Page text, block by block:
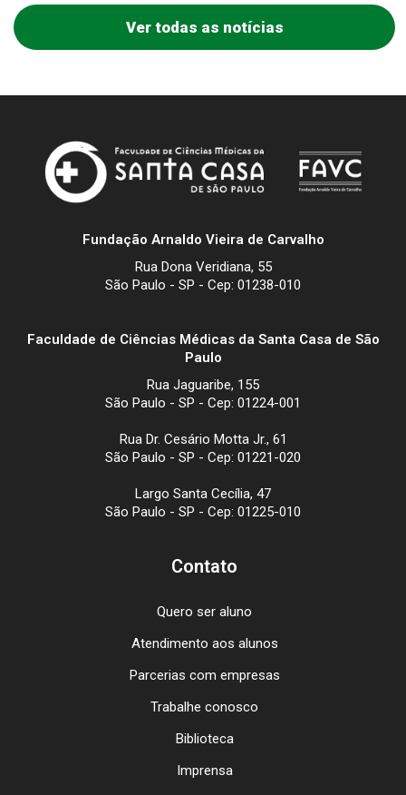
Ver todas as notícias
Fundação Arnaldo Vieira de Carvalho
Rua Dona Veridiana, 55
São Paulo - SP - Cep: 01238-010
Faculdade de Ciências Médicas da Santa Casa de São
Paulo
Rua Jaguaribe, 155
São Paulo - SP - Cep: 01224-001
Rua Dr. Cesário Motta Jr., 61
São Paulo - SP - Cep: 01221-020
Largo Santa Cecília, 47
São Paulo - SP - Cep: 01225-010
Contato
Quero ser aluno
Atendimento aos alunos
Parcerias com empresas
Trabalhe conosco
Biblioteca
Imprensa